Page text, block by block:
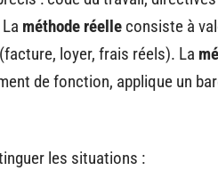
méthode réelle consiste à
loyer, frais réels). La
de fonction, applique un
les situations :